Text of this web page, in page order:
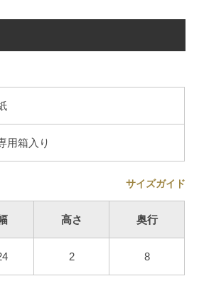
用箱入り
サイズガイド
高さ 奥行
2 8